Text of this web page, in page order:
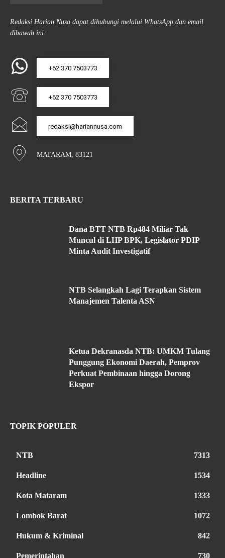
Redaksi Harian Nusa dapat dihubungi melalui WhatsApp dan email
dibawah ini:
+62 370 7503773
+62 370 7503773
redaksi@hariannusa.com
MATARAM, 83121
BERITA TERBARU
Dana BTT NTB Rp484 Miliar Tak
Muncul di LHP BPK, Legislator PDIP
Minta Audit Investigatif
NTB Selangkah Lagi Terapkan Sistem
Manajemen Talenta ASN
Ketua Dekranasda NTB: UMKM Tulang
Punggung Ekonomi Daerah, Pemprov
Perkuat Pembinaan hingga Dorong
Ekspor
TOPIK POPULER
NTB 7313
Headline 1534
Kota Mataram 1333
Lombok Barat 1072
Hukum & Kriminal 842
Pemerintahan 730